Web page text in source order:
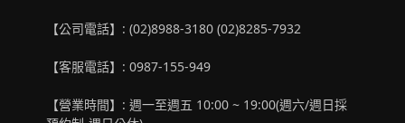
【公司電話】: (02)8988-3180 (02)8285-7932
【客服電話】: 0987-155-949
【營業時間】: 週一至週五 10:00 ~ 19:00(週六/週日採